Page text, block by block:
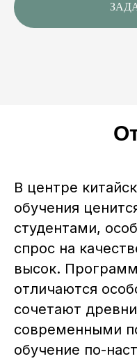
В центре
обучения
студентами,
спрос на
высок.
отличаются
сочетают
современными
обучение по-